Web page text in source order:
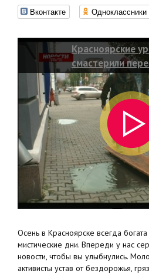
Вконтакте Одноклассники
Красноярские
смастерили
Осень в Красноярске всегда
мистические дни. Впереди у нас
новости, чтобы вы улыбнулись.
активисты устав от бездорожья,